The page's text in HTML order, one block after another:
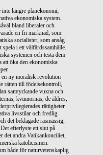
längre planekonomi,
ekonomiska system.
bland liberaler och
en fri marknad, som
socialister, som ansåg
spela i ett välfärdssamhälle.
systemen och testa dem
att öka den ekonomiska
ny moralisk revolution
rätten till födelsekontroll,
samtyckande vuxna och
kvinnornas, de äldres,
rättigheter.
livsstilar och fredlig
det beklagade rasmässig,
efterlyste ett slut på
det andra Vatikankonciliet,
katolicismen.
både för naturvetenskaplig